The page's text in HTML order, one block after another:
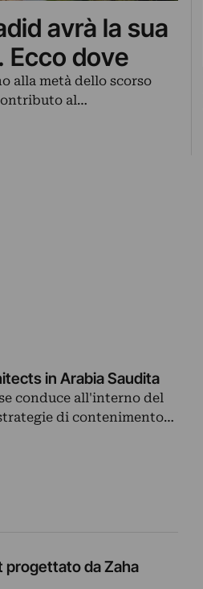
avrà la sua
Ecco dove
alla metà dello scorso
al…
in Arabia Saudita
conduce all'interno del
di contenimento…
progettato da Zaha